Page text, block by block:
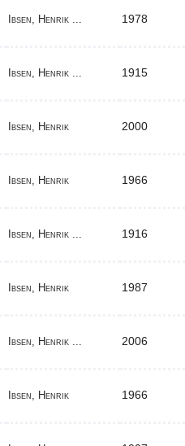
Ibsen, Henrik ... 1978
Ibsen, Henrik ... 1915
Ibsen, Henrik 2000
Ibsen, Henrik 1966
Ibsen, Henrik ... 1916
Ibsen, Henrik 1987
Ibsen, Henrik ... 2006
Ibsen, Henrik 1966